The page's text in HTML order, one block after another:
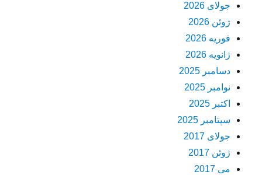
جولای 2026
ژوئن 2026
فوریه 2026
ژانویه 2026
دسامبر 2025
نوامبر 2025
اکتبر 2025
سپتامبر 2025
جولای 2017
ژوئن 2017
می 2017